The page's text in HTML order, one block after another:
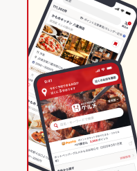
なし
食べ放題 なし
お子様連れ
お子様連れOK ：
ます♪
ウェディン
グパーティ
ー二次会
－
徳島 × ラーメン全般
徳島駅のグルメランキング